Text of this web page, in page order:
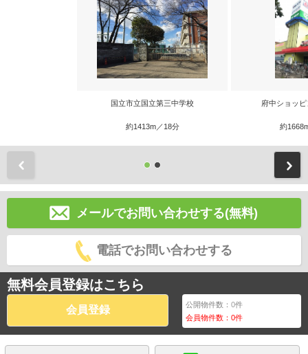
国立市立国立第三中学校
約1413m／18分
府中ショッ
約
メールでお問い合わせする(無料)
電話でお問い合わせする
無料会員登録はこちら
会員登録 公開物件数：0件
会員物件数：0件